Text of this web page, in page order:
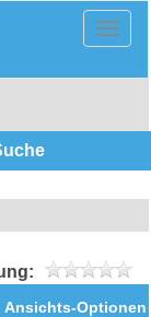
Ansichts-Optionen